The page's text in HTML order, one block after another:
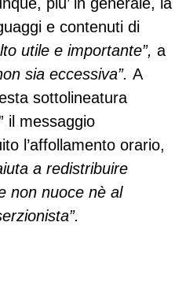
e contenuti di
utile e importante”, a
sia eccessiva”. A
sottolineatura
il messaggio
l’affollamento orario,
a redistribuire
non nuoce nè al